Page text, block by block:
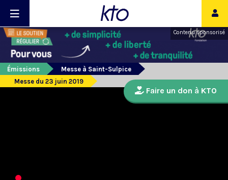
Contenu sponsorisé
Émissions
Messe à Saint-Sulpice
Messe du 23 juin 2019
Faire un don à KTO